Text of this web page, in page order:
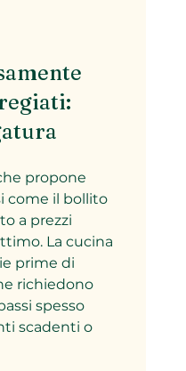
propone
come il bollito
a prezzi
La cucina
prime di
richiedono
spesso
scadenti o